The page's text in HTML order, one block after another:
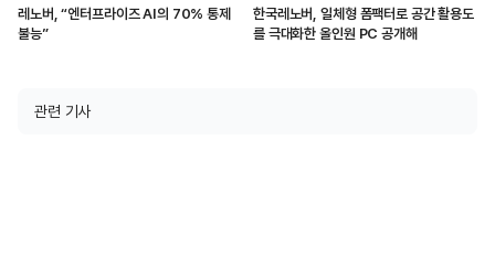
레노버, “엔터프라이즈 AI의 70% 통제
불능”
한국레노버, 일체형 폼팩터로 공간 활용도
를 극대화한 올인원 PC 공개해
관련 기사